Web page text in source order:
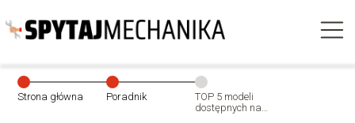
Strona główna Poradnik
TOP 5 modeli
dostępnych na